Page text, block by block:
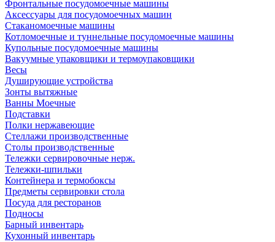
Фронтальные посудомоечные машины
Аксессуары для посудомоечных машин
Стаканомоечные машины
Котломоечные и туннельные посудомоечные машины
Купольные посудомоечные машины
Вакуумные упаковщики и термоупаковщики
Весы
Душирующие устройства
Зонты вытяжные
Ванны Моечные
Подставки
Полки нержавеющие
Стеллажи производственные
Столы производственные
Тележки сервировочные нерж.
Тележки-шпильки
Контейнера и термобоксы
Предметы сервировки стола
Посуда для ресторанов
Подносы
Барный инвентарь
Кухонный инвентарь